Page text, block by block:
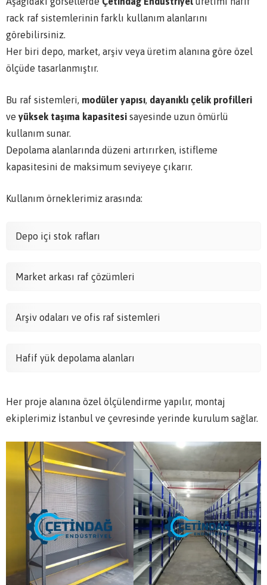
rack raf sistemlerinin farklı kullanım alanlarını
görebilirsiniz.
Her biri depo, market, arşiv veya üretim alanına göre özel
ölçüde tasarlanmıştır.
Bu raf sistemleri, modüler yapısı, dayanıklı çelik profilleri
ve yüksek taşıma kapasitesi sayesinde uzun ömürlü
kullanım sunar.
Depolama alanlarında düzeni artırırken, istifleme
kapasitesini de maksimum seviyeye çıkarır.
Kullanım örneklerimiz arasında:
Depo içi stok rafları
Market arkası raf çözümleri
Arşiv odaları ve ofis raf sistemleri
Hafif yük depolama alanları
Her proje alanına özel ölçülendirme yapılır, montaj
ekiplerimiz İstanbul ve çevresinde yerinde kurulum sağlar.